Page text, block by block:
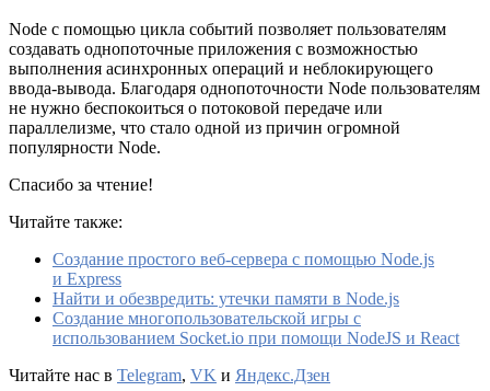
Node с помощью цикла событий позволяет пользователям
создавать однопоточные приложения с возможностью
выполнения асинхронных операций и неблокирующего
ввода-вывода. Благодаря однопоточности Node пользователям
не нужно беспокоиться о потоковой передаче или
параллелизме, что стало одной из причин огромной
популярности Node.
Спасибо за чтение!
Читайте также:
Создание простого веб-сервера с помощью Node.js
и Express
Найти и обезвредить: утечки памяти в Node.js
Создание многопользовательской игры с
использованием Socket.io при помощи NodeJS и React
Читайте нас в Telegram, VK и Яндекс.Дзен